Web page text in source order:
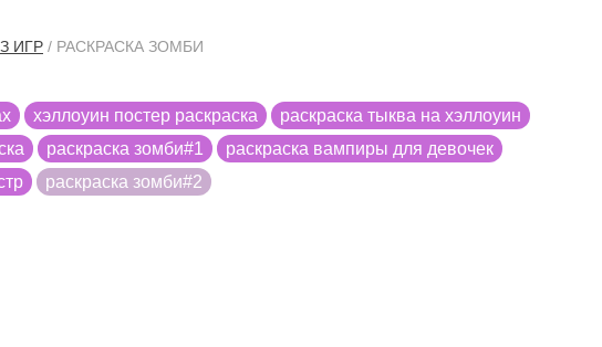
ИГР / РАСКРАСКА ЗОМБИ
хэллоуин постер раскраска
раскраска тыква на хэллоуин
раскраска зомби#1
раскраска вампиры для девочек
раскраска зомби#2